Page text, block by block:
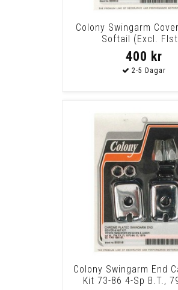
Colony Swingarm
Softail (Excl.
400 kr
Colony Swingarm End
Kit 73-86 4-Sp B.T.,